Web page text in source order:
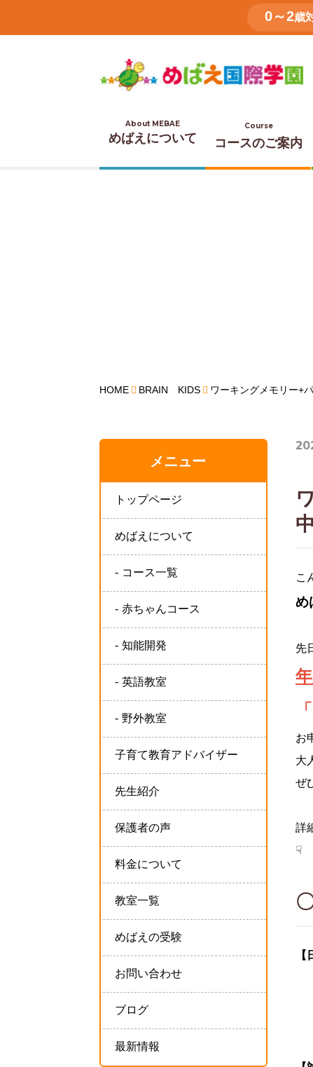
0～2歳
About MEBAE
めばえについて
Course
コースのご案内
HOME BRAIN KIDS ワーキングメモリー+
メニュー
トップページ
めばえについて
コース一覧
赤ちゃんコース
知能開発
英語教室
野外教室
子育て教育アドバイザー
先生紹介
保護者の声
料金について
教室一覧
めばえの受験
お問い合わせ
ブログ
最新情報
こ
め
先
お
大
ぜ
詳
☟
【